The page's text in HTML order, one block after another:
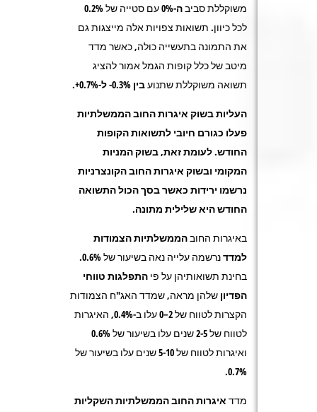
משוקללת סביבה-0%
עם סטייה של 0.2%
לכל כיוון. תשואות צפויות אלה מייצגות גם
את התמונה בתעשייה כולה, כאשר מדד
מיטב של כלל קופות הגמל אמור להציג
תשואה משוקללת שתנועבין 0.3%- ל-0.7%+.
העליות בשוק איגרות החוב הממשלתיות
פעלו כגורם חיובי לתשואות הקופות
החודש. לעומת זאת, בשוק המניות
המקומי ובשוק איגרות החוב הקונצרניות
נרשמו ירידות כאשר בסך הכול התשואה
החודש היא שלילית מתונה.
באיגרות החובהממשלתיותהצמודות
למדדנרשמה עלייה נאה בשיעור של0.6%
.
בחינת תשואותיהן על פי התפלגות טווחי
הפדיון שלהן מראה, שמדד האג"ח הצמודות
הקצרות לטווח של 2–0 עלו ב-0.4%, האיגרות
לטווח של 2-5 שנים עלו בשיעור של 0.6%
ואיגרות לטווח של 5-10 שנים עלו בשיעור של
0.7%.
מדד איגרותהחוב הממשלתיות השקליות